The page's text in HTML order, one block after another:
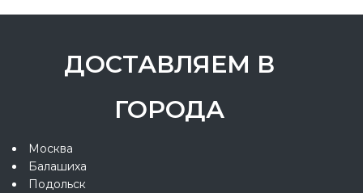
ДОСТАВЛЯЕМ В
ГОРОДА
Москва
Балашиха
Подольск